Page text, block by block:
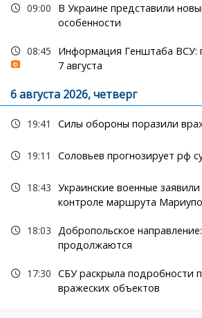
09:00
В Украине представили
особенности
08:45
Информация Генштаба ВСУ:
7 августа
6 августа 2026, четверг
19:41 Силы обороны поразили
19:11 Соловьев прогнозирует рф
18:43 Украинские военные
контроле маршрута
18:03
Добропольское
продолжаются
17:30 СБУ раскрыла подробности
вражеских объектов